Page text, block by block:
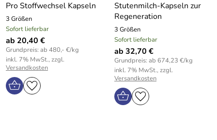
Pro Stoffwechsel Kapseln
3 Größen
Sofort lieferbar
ab 20,40 €
Grundpreis: ab 480,- €/kg
inkl. 7% MwSt., zzgl.
Versandkosten
Stutenmilch-Kapseln zur
Regeneration
3 Größen
Sofort lieferbar
ab 32,70 €
Grundpreis: ab 674,23 €/kg
inkl. 7% MwSt., zzgl.
Versandkosten